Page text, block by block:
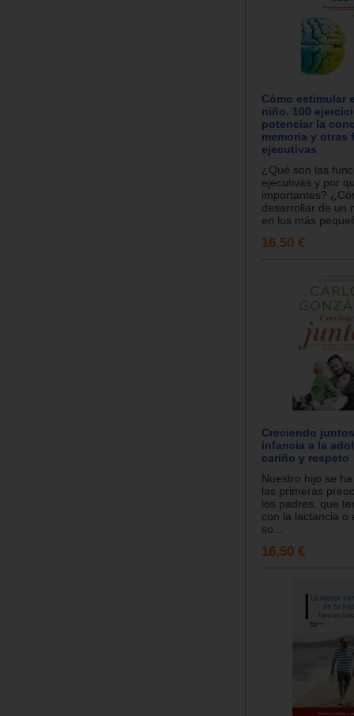
Cómo estimular
niño. 100
potenciar la
memoria y otras
ejecutivas
¿Qué son las
ejecutivas y por
importantes?
desarrollar de un
en los más
16.50 €
Creciendo
infancia a la
cariño y respeto
Nuestro hijo se
las primeras
los padres, que
con la lactancia o
so...
16.50 €